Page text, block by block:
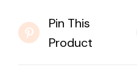
Pin This
Product